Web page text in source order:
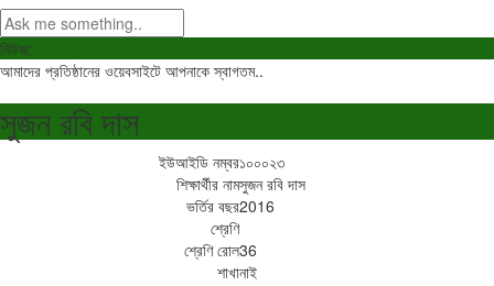
নিউজ:
আমাদের প্রতিষ্ঠানের ওয়েবসাইটে আপনাকে স্বাগতম..
সুজন রবি দাস
ইউআইডি নম্বর১০০০২৩
শিক্ষার্থীর নামসুজন রবি দাস
ভর্তির বছর2016
শ্রেণি
শ্রেণি রোল36
শাখানাই